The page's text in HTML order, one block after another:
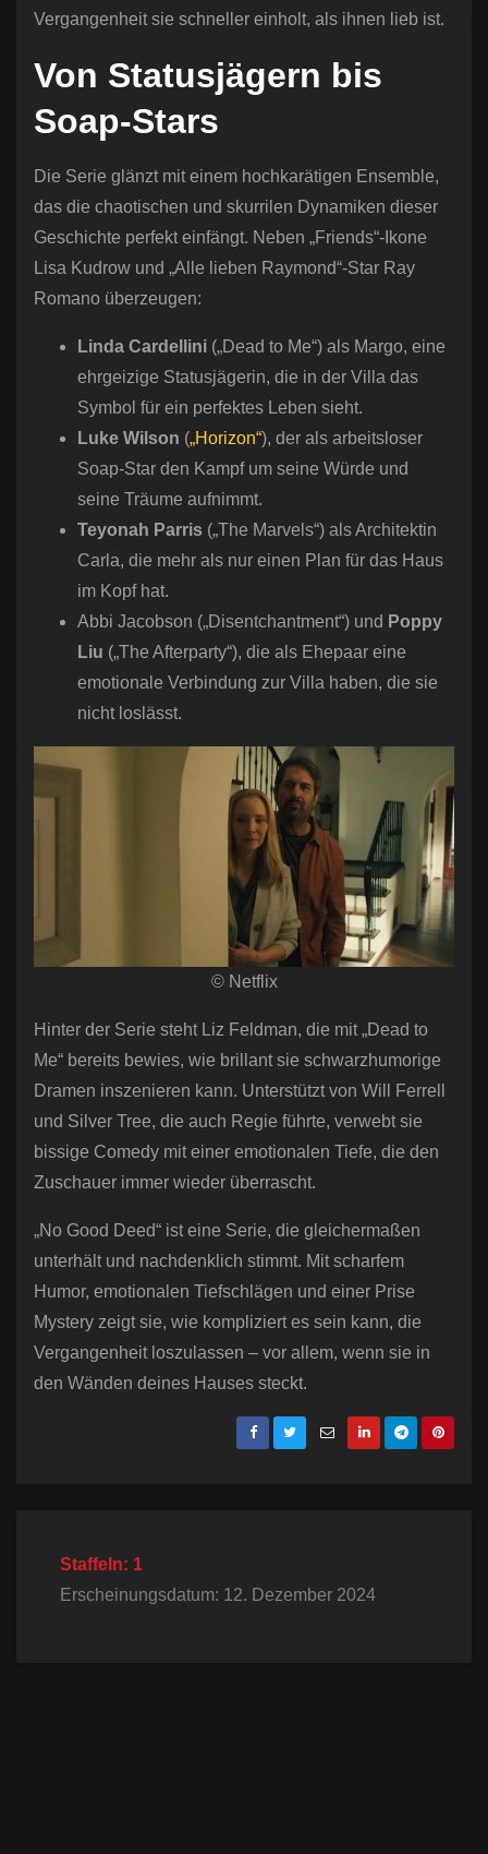
Vergangenheit sie schneller einholt, als ihnen lieb ist.
Von Statusjägern bis
Soap-Stars
Die Serie glänzt mit einem hochkarätigen Ensemble,
das die chaotischen und skurrilen Dynamiken dieser
Geschichte perfekt einfängt. Neben „Friends“-Ikone
Lisa Kudrow und „Alle lieben Raymond“-Star Ray
Romano überzeugen:
Linda Cardellini („Dead to Me“) als Margo, eine
ehrgeizige Statusjägerin, die in der Villa das
Symbol für ein perfektes Leben sieht.
Luke Wilson („Horizon“), der als arbeitsloser
Soap-Star den Kampf um seine Würde und
seine Träume aufnimmt.
Teyonah Parris („The Marvels“) als Architektin
Carla, die mehr als nur einen Plan für das Haus
im Kopf hat.
Abbi Jacobson („Disentchantment“) und Poppy
Liu („The Afterparty“), die als Ehepaar eine
emotionale Verbindung zur Villa haben, die sie
nicht loslässt.
© Netflix
Hinter der Serie steht Liz Feldman, die mit „Dead to
Me“ bereits bewies, wie brillant sie schwarzhumorige
Dramen inszenieren kann. Unterstützt von Will Ferrell
und Silver Tree, die auch Regie führte, verwebt sie
bissige Comedy mit einer emotionalen Tiefe, die den
Zuschauer immer wieder überrascht.
„No Good Deed“ ist eine Serie, die gleichermaßen
unterhält und nachdenklich stimmt. Mit scharfem
Humor, emotionalen Tiefschlägen und einer Prise
Mystery zeigt sie, wie kompliziert es sein kann, die
Vergangenheit loszulassen – vor allem, wenn sie in
den Wänden deines Hauses steckt.
Staffeln: 1
Erscheinungsdatum: 12. Dezember 2024